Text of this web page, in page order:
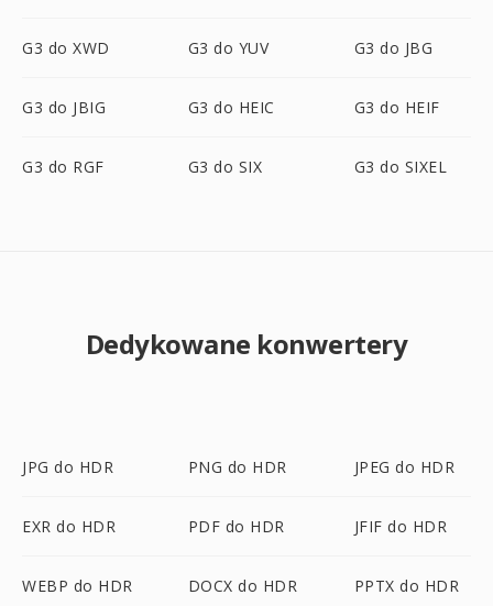
G3 do XWD G3 do YUV G3 do JBG
G3 do JBIG G3 do HEIC G3 do HEIF
G3 do RGF G3 do SIX G3 do SIXEL
Dedykowane konwertery
JPG do HDR PNG do HDR JPEG do HDR
EXR do HDR PDF do HDR JFIF do HDR
WEBP do HDR DOCX do HDR PPTX do HDR